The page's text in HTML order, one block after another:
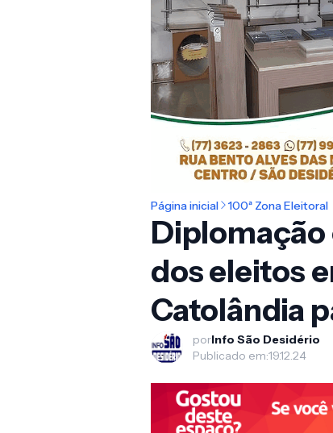
Página inicial 100ª Zona Eleitoral
dos eleitos
Catolândia
porInfo São Desidério
Publicado em:19.12.24